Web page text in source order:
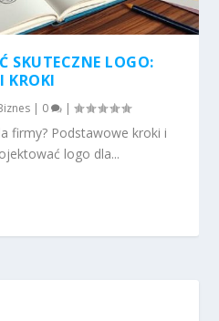
SKUTECZNE LOGO:
KROKI
| 0 |
firmy? Podstawowe kroki i
logo dla...